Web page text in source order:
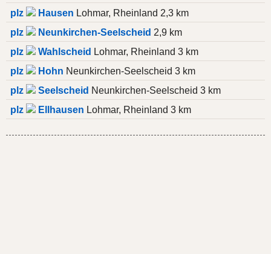
plz
Hausen Lohmar, Rheinland 2,3 km
plz
Neunkirchen-Seelscheid 2,9 km
plz
Wahlscheid Lohmar, Rheinland 3 km
plz
Hohn Neunkirchen-Seelscheid 3 km
plz
Seelscheid Neunkirchen-Seelscheid 3 km
plz
Ellhausen Lohmar, Rheinland 3 km